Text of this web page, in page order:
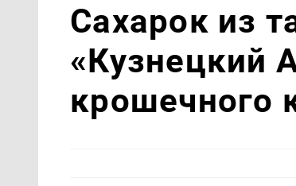
Сахарок из
«Кузнецкий
крошечного